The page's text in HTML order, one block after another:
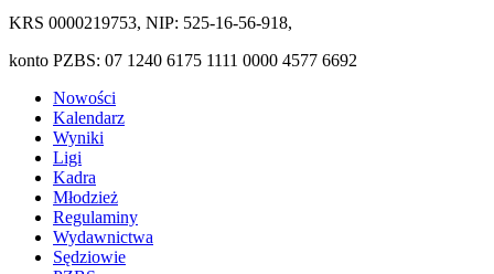
KRS 0000219753, NIP: 525-16-56-918,
konto PZBS: 07 1240 6175 1111 0000 4577 6692
Nowości
Kalendarz
Wyniki
Ligi
Kadra
Młodzież
Regulaminy
Wydawnictwa
Sędziowie